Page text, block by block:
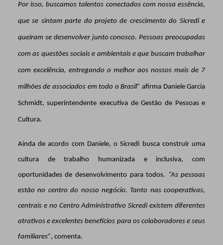
Por isso, buscamos talentos conectados com nossa essência,
que se sintam parte do projeto de crescimento do Sicredi e
queiram se desenvolver junto conosco. Pessoas preocupadas
com as questões sociais e ambientais e que buscam trabalhar
com excelência, entregando o melhor aos nossos mais de 7
milhões de associados em todo o Brasil” afirma Daniele Garcia
Schmidt, superintendente executiva de Gestão de Pessoas e
Cultura.
Ainda de acordo com Daniele, o Sicredi busca construir uma
cultura de trabalho humanizada e inclusiva, com
oportunidades de desenvolvimento para todos. “As pessoas
estão no centro do nosso negócio. Tanto nas cooperativas,
centrais e no Centro Administrativo Sicredi existem diferentes
atrativos e excelentes benefícios para os colaboradores e seus
familiares”, comenta.